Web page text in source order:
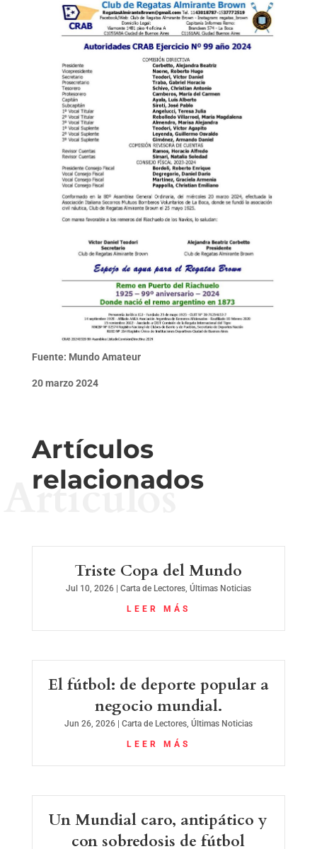
Fuente: Mundo Amateur
20 marzo 2024
Artículos
relacionados
Artículos
Triste Copa del Mundo
Jul 10, 2026| Carta de Lectores, Últimas Noticias
LEER MÁS
El fútbol: de deporte popular a
negocio mundial.
Jun 26, 2026| Carta de Lectores, Últimas Noticias
LEER MÁS
Un Mundial caro, antipático y
con sobredosis de fútbol